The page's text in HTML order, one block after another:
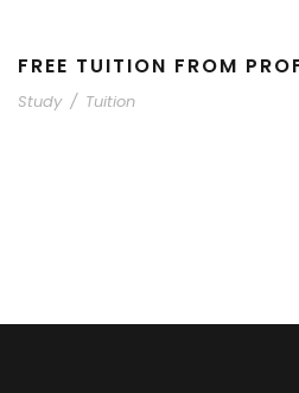
FREE TUITION FROM
Study / Tuition